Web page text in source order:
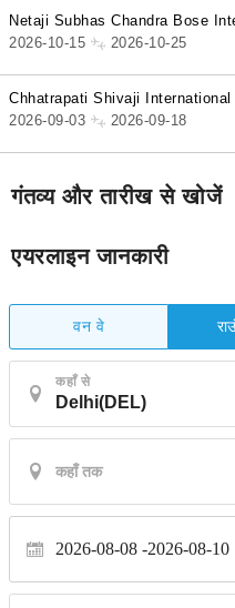
Netaji Subhas Chandra Bose
2026-10-15 2026-10-25
Chhatrapati Shivaji International
2026-09-03 2026-09-18
गंतव्य और तारीख से खोजें
एयरलाइन जानकारी
वन वे
कहाँ से
2026-08-08 2026-08-10